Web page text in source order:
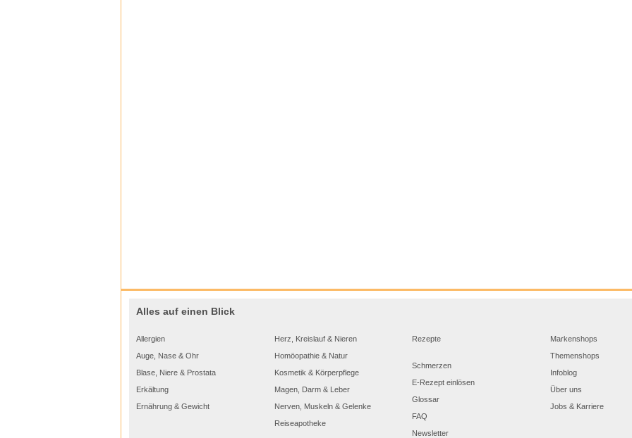
Alles auf einen Blick
Allergien
Auge, Nase & Ohr
Blase, Niere & Prostata
Erkältung
Ernährung & Gewicht
Herz, Kreislauf & Nieren
Homöopathie & Natur
Kosmetik & Körperpflege
Magen, Darm & Leber
Nerven, Muskeln & Gelenke
Reiseapotheke
Rezepte
Schmerzen
E-Rezept einlösen
Glossar
FAQ
Newsletter
Markenshops
Themenshops
Infoblog
Über uns
Jobs & Karriere